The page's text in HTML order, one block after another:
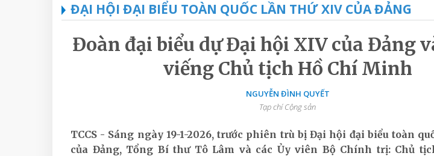
ĐẠI HỘI ĐẠI BIỂU TOÀN QUỐC LẦN THỨ XIV CỦA ĐẢNG
Đoàn đại biểu dự Đại hội XIV của Đảng
viếng Chủ tịch Hồ Chí Minh
NGUYỄN ĐÌNH QUYẾT
Tạp chí Cộng sản
TCCS - Sáng ngày 19-1-2026, trước phiên trù bị Đại hội đại biểu toàn
của Đảng, Tổng Bí thư Tô Lâm và các Ủy viên Bộ Chính trị: Chủ